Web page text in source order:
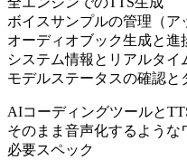
ボイスサンプルの管理（ア
オーディオブック生成と進
システム情報とリアルタイ
モデルステータスの確認と
AIコーディングツールと
そのまま音声化するような
必要スペック